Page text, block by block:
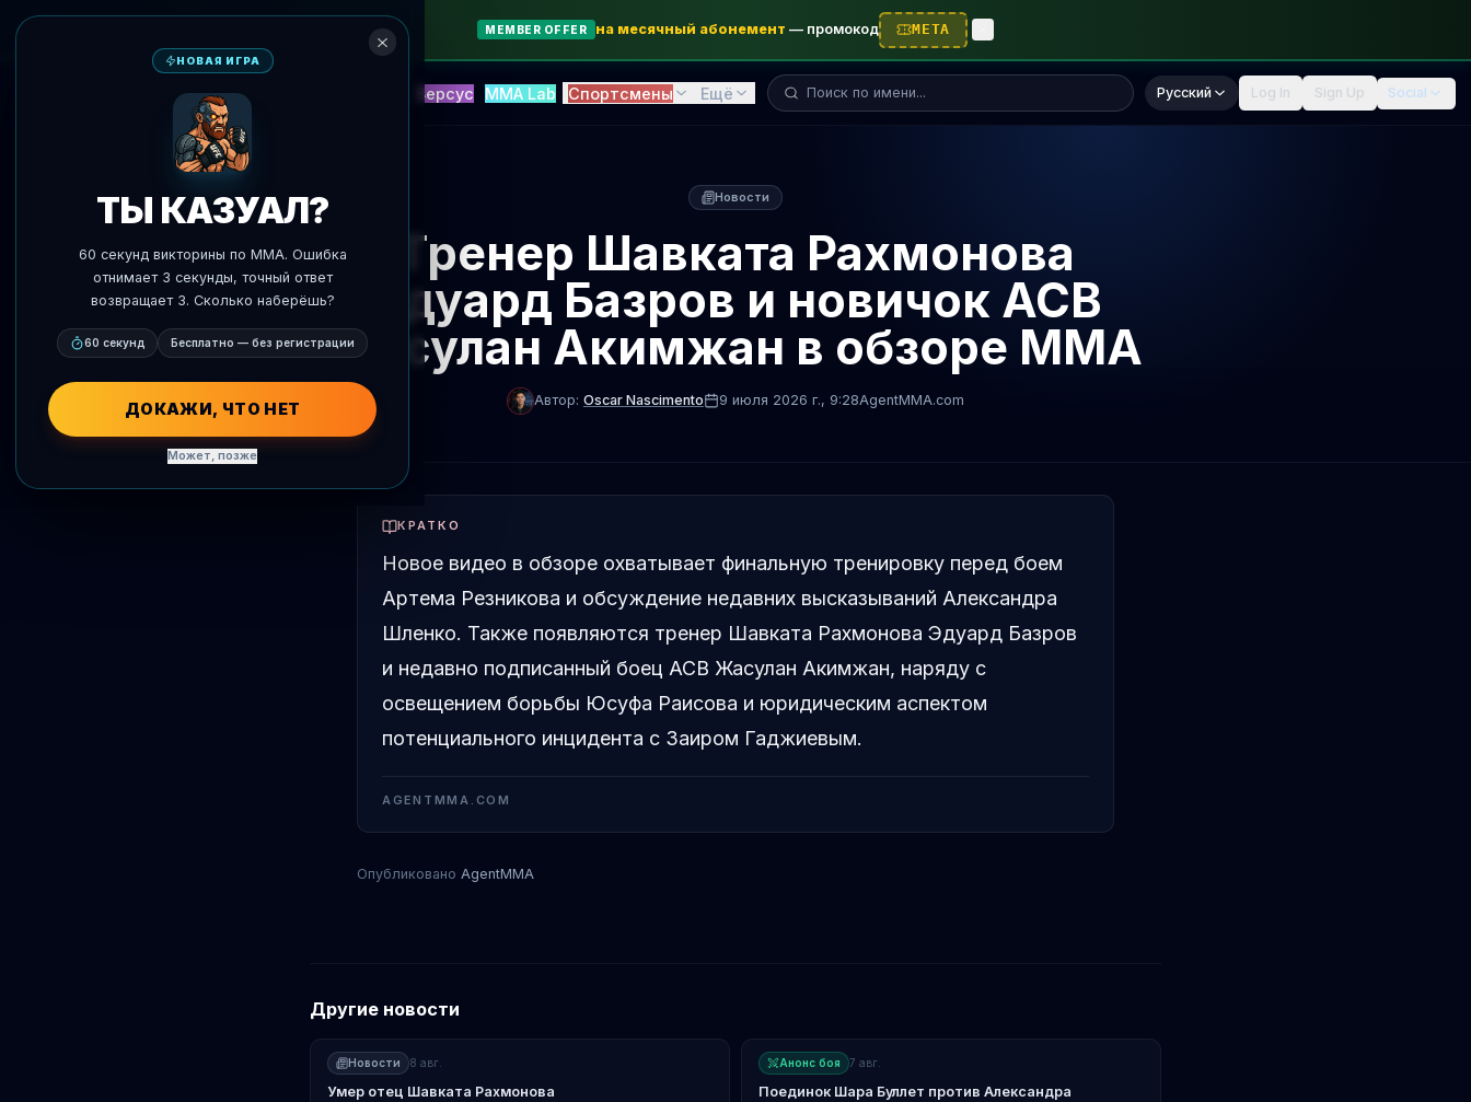
MEMBER OFFER на месячный абонемент — промокод META
ИИ Прогнозы Блиц Версус MMA Lab Спортсмены Ещё Поиск бойца... Русский Log In Sign Up Social
Новости
Тренер Шавката Рахмонова
Эдуард Базров и новичок ACB
Жасулан Акимжан в обзоре MMA
Автор: Oscar Nascimento 9 июля 2026 г., 9:28AgentMMA.com
КРАТКО
Новое видео в обзоре охватывает финальную тренировку перед боем
Артема Резникова и обсуждение недавних высказываний Александра
Шленко. Также появляются тренер Шавката Рахмонова Эдуард Базров
и недавно подписанный боец ACB Жасулан Акимжан, наряду с
освещением борьбы Юсуфа Раисова и юридическим аспектом
потенциального инцидента с Заиром Гаджиевым.
AGENTMMA.COM
Опубликовано AgentMMA
Другие новости
Новости 8 авг.
Умер отец Шавката Рахмонова
Анонс боя 7 авг.
Поединок Шара Буллет против Александра
НОВАЯ ИГРА
ТЫ КАЗУАЛ?
60 секунд викторины по MMA. Ошибка
отнимает 3 секунды, точный ответ
возвращает 3. Сколько наберёшь?
60 секунд Бесплатно — без регистрации
ДОКАЖИ, ЧТО НЕТ
Может, позже